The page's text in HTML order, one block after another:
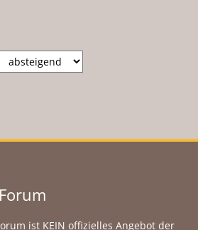
ist KEIN offizielles Angebot der